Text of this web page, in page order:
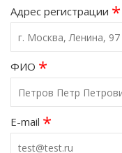
Адрес регистрации *
ФИО *
E-mail *